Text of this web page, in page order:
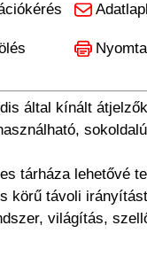
által kínált
tárháza lehetővé
körű távoli
világítás,